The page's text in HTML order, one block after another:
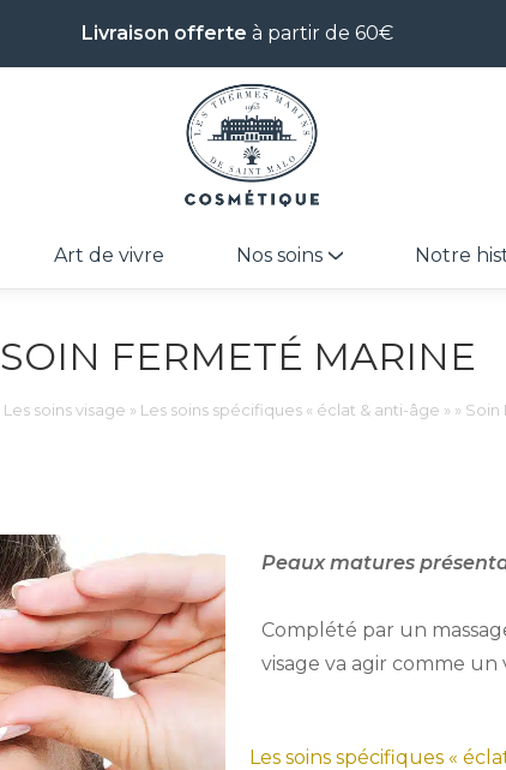
Livraison offerte à partir de 60€
Art de vivre Nos soins Notre
SOIN FERMETÉ MARINE
Les soins visage » Les soins spécifiques « éclat & anti-âge » » Soin
Peaux matures
Complété par un
visage va agir comme
Les soins spécifiques «